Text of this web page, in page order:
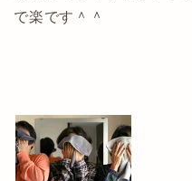
で楽です＾＾